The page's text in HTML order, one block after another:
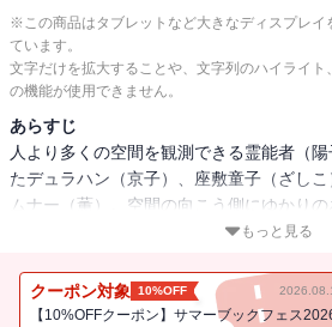
※この商品はタブレットなど大きなディスプレイ
ています。
文字だけを拡大することや、文字列のハイライ
の機能が使用できません。
あらすじ
人より多くの空間を観測できる霊能者（
たデュラハン（京子）、座敷童子（ざし
ムナー（薫）。空間の向こう側にゆかりの
＞が陽子の家に全員集合！ その結果、世
に！？ そして、終わる恋と始まる恋。夏
がたくさん！ ハイスクール亜人コメディ
もっと見る
クーポン対象 10%OFF
【10%OFFクーポン】サマーブックフェス